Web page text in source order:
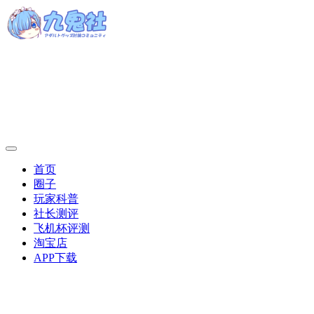
首页
圈子
玩家科普
社长测评
飞机杯评测
淘宝店
APP下载